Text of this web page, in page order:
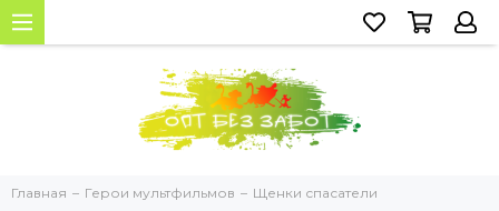
Главная Герои мультфильмов Щенки спасатели